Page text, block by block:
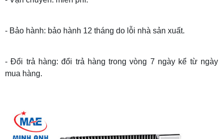
- Bảo hành: bảo hành 12 tháng do lỗi nhà sản xuất.
- Đổi trả hàng: đổi trả hàng trong vòng 7 ngày kể từ ngày
mua hàng.